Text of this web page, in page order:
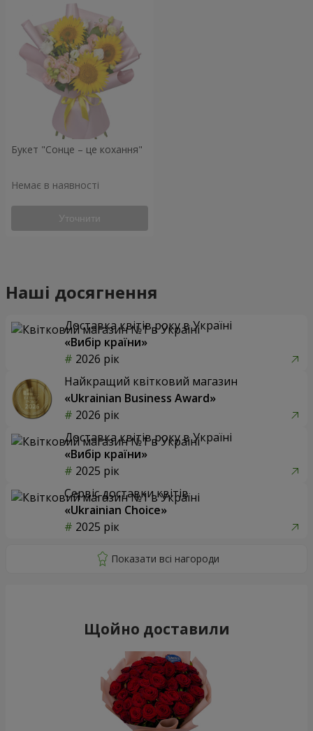
Букет "Сонце – це кохання"
Немає в наявності
Уточнити
Наші досягнення
Доставка квітів року в Україні
«Вибір країни»
2026 рік
Найкращий квітковий магазин
«Ukrainian Business Award»
2026 рік
Доставка квітів року в Україні
«Вибір країни»
2025 рік
Сервіс доставки квітів
«Ukrainian Choice»
2025 рік
Щойно доставили